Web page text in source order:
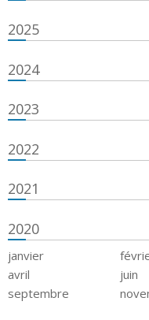
2025
2024
2023
2022
2021
2020
janvier
avril
juin
septembre